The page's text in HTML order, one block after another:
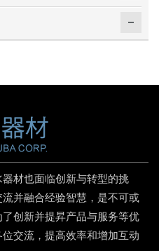
材也面临创新与转型的挑
并融合经验智慧，是不可或
创新并提昇产品与服务等优
交流，提高效率和增加互动